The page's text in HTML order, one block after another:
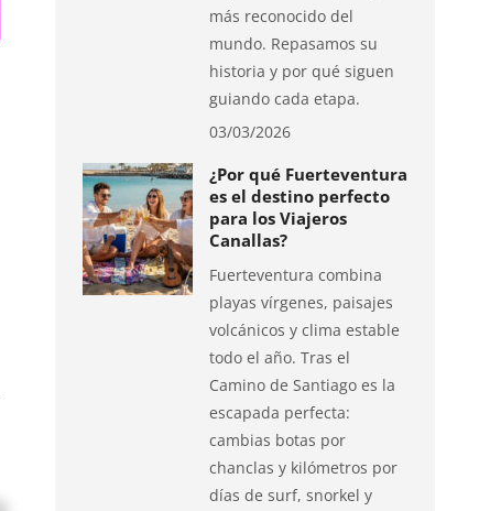
más reconocido del
mundo. Repasamos su
historia y por qué siguen
guiando cada etapa.
03/03/2026
¿Por qué Fuerteventura
es el destino perfecto
para los Viajeros
Canallas?
Fuerteventura combina
playas vírgenes, paisajes
volcánicos y clima estable
todo el año. Tras el
Camino de Santiago es la
escapada perfecta:
cambias botas por
chanclas y kilómetros por
días de surf, snorkel y